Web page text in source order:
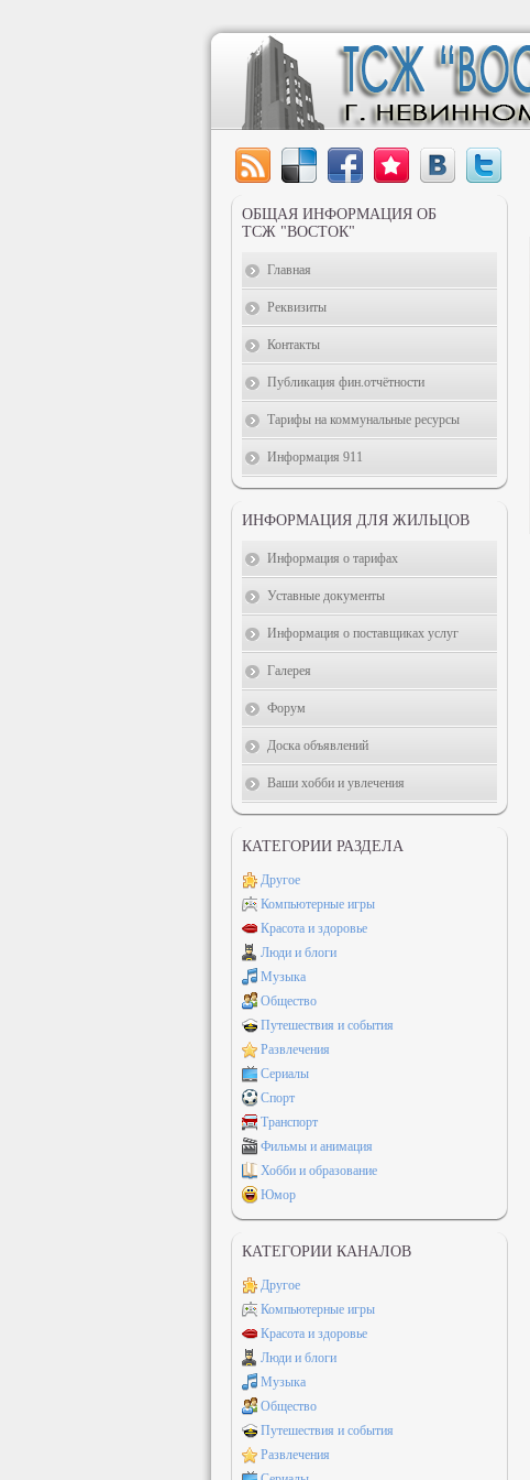
ОБЩАЯ ИНФОРМАЦИЯ ОБ
ТСЖ "ВОСТОК"
Главная
Реквизиты
Контакты
Публикация фин.отчётности
Тарифы на коммунальные ресурсы
Информация 911
ИНФОРМАЦИЯ ДЛЯ ЖИЛЬЦОВ
Информация о тарифах
Уставные документы
Информация о поставщиках услуг
Галерея
Форум
Доска объявлений
Ваши хобби и увлечения
КАТЕГОРИИ РАЗДЕЛА
Другое
Компьютерные игры
Красота и здоровье
Люди и блоги
Музыка
Общество
Путешествия и события
Развлечения
Сериалы
Спорт
Транспорт
Фильмы и анимация
Хобби и образование
Юмор
КАТЕГОРИИ КАНАЛОВ
Другое
Компьютерные игры
Красота и здоровье
Люди и блоги
Музыка
Общество
Путешествия и события
Развлечения